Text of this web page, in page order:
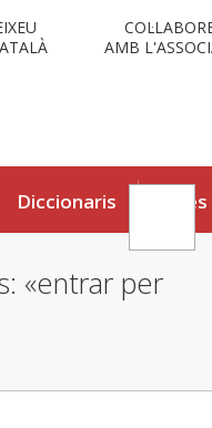
AMB
Diccionaris Eines
«entrar per